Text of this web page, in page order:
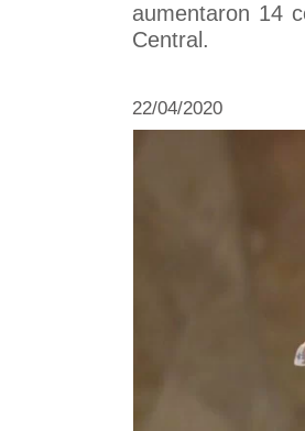
aumentaron 14
Central.
22/04/2020